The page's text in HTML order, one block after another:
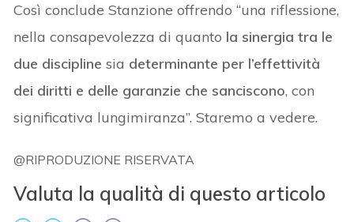
Così conclude Stanzione offrendo “una riflessione,
nella consapevolezza di quanto la sinergia tra le
due discipline sia determinante per l’effettività
dei diritti e delle garanzie che sanciscono, con
significativa lungimiranza”. Staremo a vedere.
@RIPRODUZIONE RISERVATA
Valuta la qualità di questo articolo